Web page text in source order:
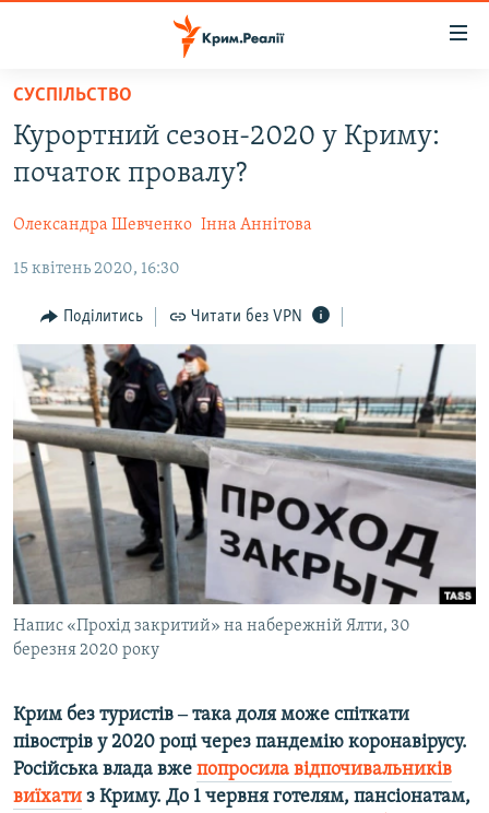
Перейти
основного
матеріалу
до
навігації
Перейти
пошуку
ВОДА.КРИМ
ВІДЕО ТА ФОТО
ПОЛІТИКА
БЛОГИ
ПОГЛЯД
ІНТЕРВ'Ю
ВСЕ ЗА ДЕНЬ
СПЕЦПРОЕКТИ
ДЕПОРТАЦІЯ
ВІДЕОУРОКИ «ELIFBE»
СВІДЧЕННЯ ОКУПАЦІЇ
УКРАЇНСЬКА ПРОБЛЕМА КРИМУ
ІНФОГРАФІКА
ЯК ОБІЙТИ БЛОКУВАННЯ
Русский
Qırımtatar
ДОЛУЧАЙСЯ!
Усі сайти RFE/RL
СУСПІЛЬСТВО
Курортний сезон-2020 у Криму:
початок провалу?
Олександра Шевченко Інна Аннітова
15 квітень 2020, 16:30
Поділитись Читати без VPN
Напис «Прохід закритий» на набережній Ялти, 30
березня 2020 року
Крим без туристів ‒ така доля може спіткати
півострів у 2020 році через пандемію коронавірусу.
Російська влада вже попросила відпочивальників
виїхати з Криму. До 1 червня готелям, пансіонатам,